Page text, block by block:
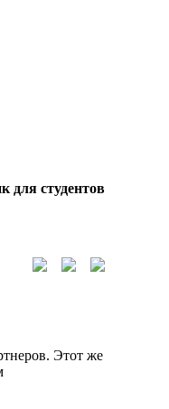
для студентов
Этот же